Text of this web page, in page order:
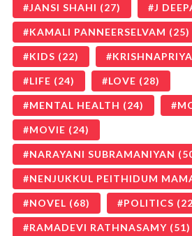
JANSI SHAHI (27) J
KAMALI PANNEERSELVAM (25)
KIDS (22)
LIFE (24) LOVE (28)
MENTAL HEALTH (24)
MOVIE (24)
NARAYANI SUBRAMANIYAN
NENJUKKUL PEITHIDUM
NOVEL (68) POLITICS
RAMADEVI RATHNASAMY (51)